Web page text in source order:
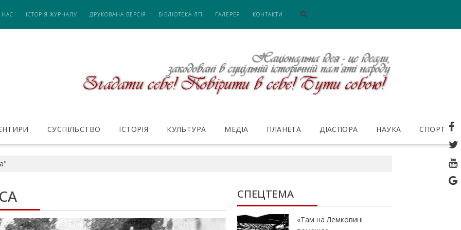
НАС ІСТОРІЯ ЖУРНАЛУ ДРУКОВАНА ВЕРСІЯ БІБЛІОТЕКА ЛП ГАЛЕРЕЯ КОНТАКТИ
СУСПІЛЬСТВО ІСТОРІЯ КУЛЬТУРА МЕДІА ПЛАНЕТА ДІАСПОРА НАУКА СПОРТ
СПЕЦТЕМА
«Там на Лемковині